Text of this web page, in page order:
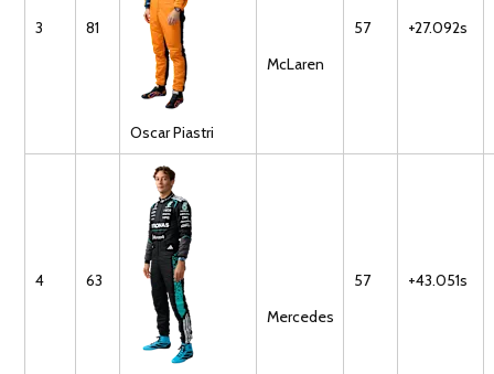
3 81
OscarPiastri
McLaren
57 +27.092s
4 63
Mercedes
57 +43.051s